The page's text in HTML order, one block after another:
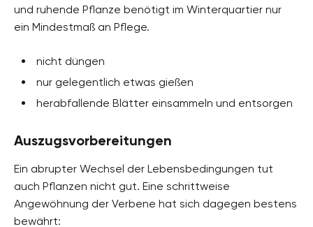
und ruhende Pflanze benötigt im Winterquartier nur
ein Mindestmaß an Pflege.
nicht düngen
nur gelegentlich etwas gießen
herabfallende Blätter einsammeln und entsorgen
Auszugsvorbereitungen
Ein abrupter Wechsel der Lebensbedingungen tut
auch Pflanzen nicht gut. Eine schrittweise
Angewöhnung der Verbene hat sich dagegen bestens
bewährt: